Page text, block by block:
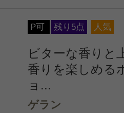
P可 残り5点 人気
ビターな香りと
香りを楽しめる
ョ...
ゲラン